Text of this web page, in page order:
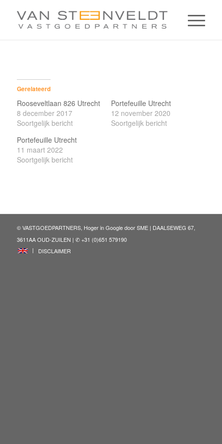
Gerelateerd
Rooseveltlaan 826 Utrecht
8 december 2017
Soortgelijk bericht
Portefeuille Utrecht
12 november 2020
Soortgelijk bericht
Portefeuille Utrecht
11 maart 2022
Soortgelijk bericht
© VASTGOEDPARTNERS, Hoger in Google doorSME| DAALSEWEG 67,
3611AA OUD-ZUILEN | ✆ +31 (0)651 579190
ENG
DISCLAIMER